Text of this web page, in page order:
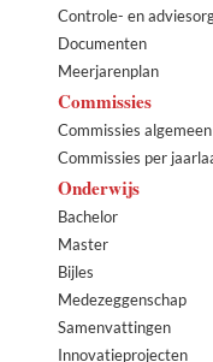
Controle- en
Documenten
Meerjarenplan
Commissies
Commissies algemeen
Commissies per
Onderwijs
Bachelor
Master
Bijles
Medezeggenschap
Samenvattingen
Innovatieprojecten